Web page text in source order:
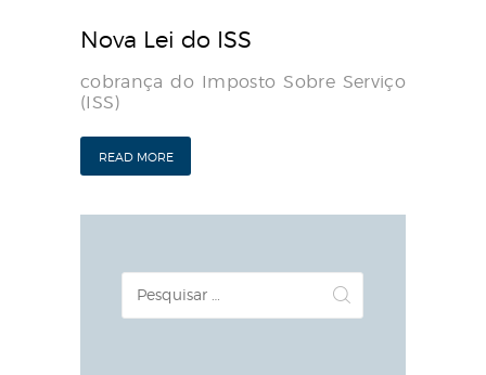
Nova Lei do ISS
cobrança do Imposto Sobre Serviço
(ISS)
READ MORE
por: